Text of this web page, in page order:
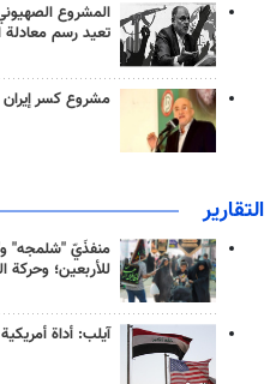
المشروع
تعيد رسم معادلة
مشروع كسر
التقارير
منفذَيّ "شلمجه"
للأربعين؛ وحركة
آيلب: أداة